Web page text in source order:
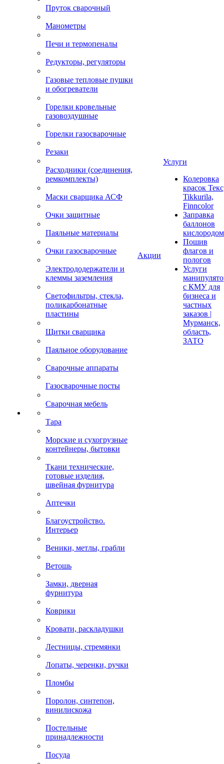
Пруток сварочный
Манометры
Печи и термопеналы
Редукторы, регуляторы
Газовые тепловые пушки
и обогреватели
Горелки кровельные
газовоздушные
Горелки газосварочные
Резаки
Расходники (соединения,
ремкомплекты)
Маски сварщика АСФ
Очки защитные
Паяльные материалы
Очки газосварочные
Электрододержатели и
клеммы заземления
Светофильтры, стекла,
поликарбонатные
пластины
Щитки сварщика
Паяльное оборудование
Сварочные аппараты
Газосварочные посты
Сварочная мебель
Тара
Морские и сухогрузные
контейнеры, бытовки
Ткани технические,
готовые изделия,
швейная фурнитура
Аптечки
Благоустройство.
Интерьер
Веники, метлы, грабли
Ветошь
Замки, дверная
фурнитура
Коврики
Кровати, раскладушки
Лестницы, стремянки
Лопаты, черенки, ручки
Пломбы
Поролон, синтепон,
винилискожа
Постельные
принадлежности
Посуда
Акции
Услуги
Колеровка
красок
Tikkurila,
Finncolor
Заправка
баллонов
кислородом
Пошив
флагов и
пологов
Услуги
с КМУ для
бизнеса и
частных
заказов |
Мурманск,
область,
ЗАТО